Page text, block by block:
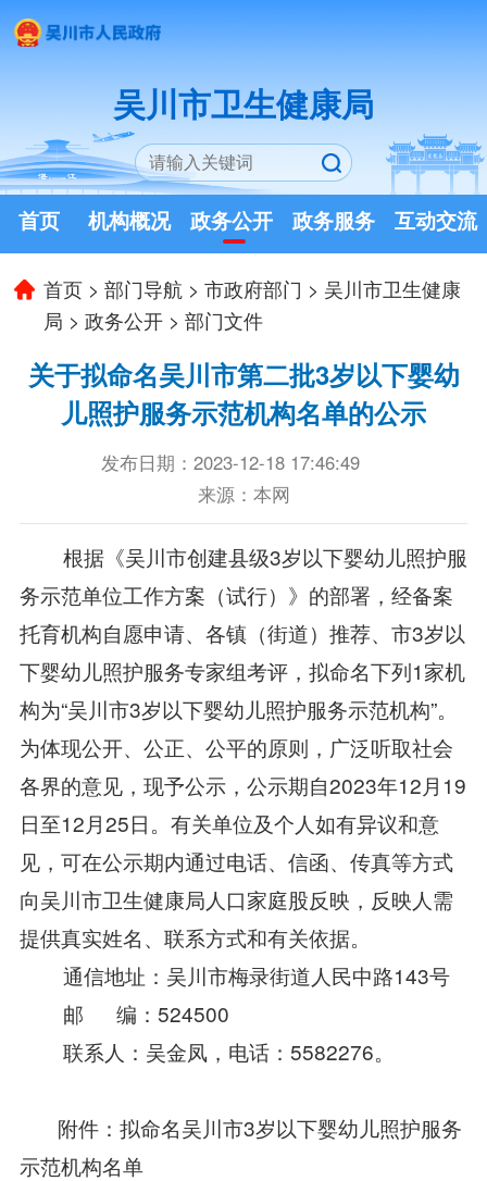
吴川市卫生健康局
首页 机构概况 政务公开 政务服务 互动交流
首页 >部门导航 >市政府部门 > 吴川市卫生健康
局 >政务公开 >部门文件
关于拟命名吴川市第二批3岁以下婴幼
儿照护服务示范机构名单的公示
发布日期：2023-12-18 17:46:49
来源：本网
根据《吴川市创建县级3岁以下婴幼儿照护服
务示范单位工作方案（试行）》的部署，经备案
托育机构自愿申请、各镇（街道）推荐、市3岁以
下婴幼儿照护服务专家组考评，拟命名下列1家机
构为“吴川市3岁以下婴幼儿照护服务示范机构”。
为体现公开、公正、公平的原则，广泛听取社会
各界的意见，现予公示，公示期自2023年12月19
日至12月25日。有关单位及个人如有异议和意
见，可在公示期内通过电话、信函、传真等方式
向吴川市卫生健康局人口家庭股反映，反映人需
提供真实姓名、联系方式和有关依据。
通信地址：吴川市梅录街道人民中路143号
邮 编：524500
联系人：吴金凤，电话：5582276。
附件：拟命名吴川市3岁以下婴幼儿照护服务
示范机构名单